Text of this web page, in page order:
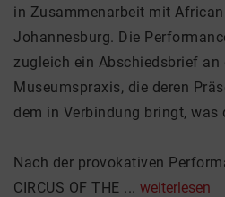
in Zusammenarbeit mit African
Johannesburg. Die
zugleich ein Abschiedsbrief
Museumspraxis, die deren
dem in Verbindung bringt,
Nach der provokativen
CIRCUS OF THE ... weiterlesen